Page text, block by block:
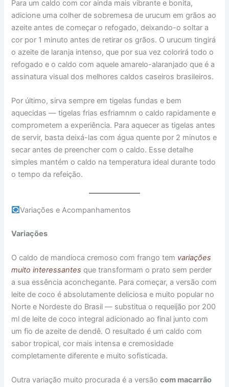
Para um caldo com cor ainda mais vibrante e bonita,
adicione uma colher de sobremesa de urucum em grãos ao
azeite antes de começar o refogado, deixando-o soltar a
cor por 1 minuto antes de retirar os grãos. O urucum tingirá
o azeite de laranja intenso, que por sua vez colorirá todo o
refogado e o caldo com aquele amarelo-alaranjado que é a
assinatura visual dos melhores caldos caseiros brasileiros.
Por último, sirva sempre em tigelas fundas e bem
aquecidas — tigelas frias esfriamnm o caldo rapidamente e
comprometem a experiência. Para aquecer as tigelas antes
de servir, basta deixá-las com água quente por 2 minutos e
secar antes de preencher com o caldo. Esse detalhe
simples mantém o caldo na temperatura ideal durante todo
o tempo da refeição.
Variações e Acompanhamentos
Variações
O caldo de mandioca cremoso com frango tem variações
muito interessantes que transformam o prato sem perder
a sua essência aconchegante. Para começar, a versão com
leite de coco é absolutamente deliciosa e muito popular no
Norte e Nordeste do Brasil — substitua o requeijão por 200
ml de leite de coco integral adicionado ao final junto com
um fio de azeite de dendê. O resultado é um caldo com
sabor tropical, cor mais intensa e cremosidade
completamente diferente e muito sofisticada.
Outra variação muito procurada é a versãocom macarrão